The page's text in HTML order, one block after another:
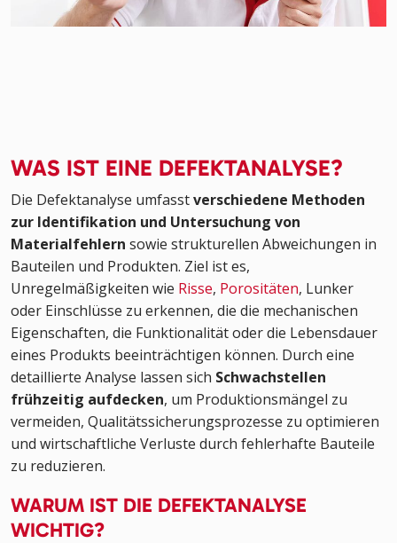
WAS IST EINE DEFEKTANALYSE?
Die Defektanalyse umfasstverschiedene Methoden
zur Identifikation und Untersuchung von
Materialfehlern sowie strukturellen Abweichungen in
Bauteilen und Produkten. Ziel ist es,
Unregelmäßigkeiten wie Risse, Porositäten, Lunker
oder Einschlüsse zu erkennen, die die mechanischen
Eigenschaften, die Funktionalität oder die Lebensdauer
eines Produkts beeinträchtigen können. Durch eine
detaillierte Analyse lassen sich Schwachstellen
frühzeitig aufdecken, um Produktionsmängel zu
vermeiden, Qualitätssicherungsprozesse zu optimieren
und wirtschaftliche Verluste durch fehlerhafte Bauteile
zu reduzieren.
WARUM IST DIE DEFEKTANALYSE
WICHTIG?